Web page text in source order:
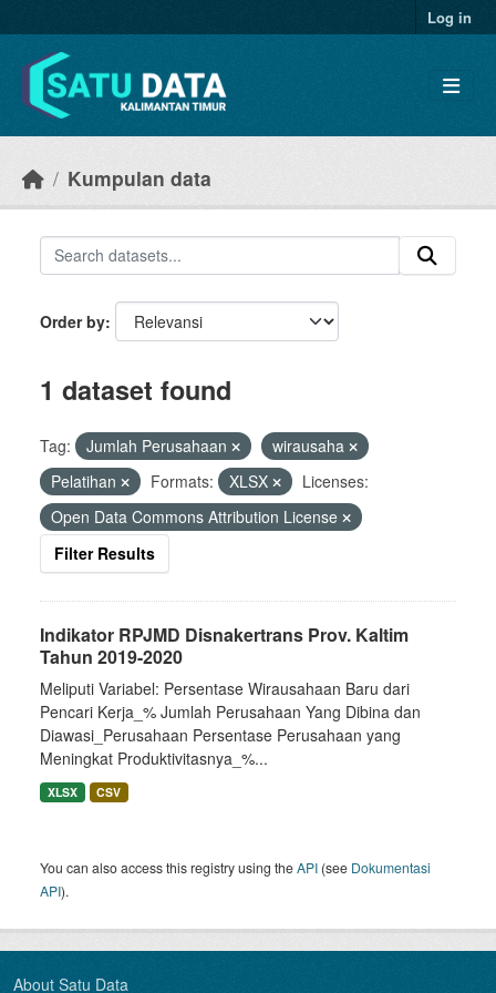
Log in
Kumpulan data
Order by
1 dataset found
Tag: Jumlah Perusahaan
wirausaha
Pelatihan
Formats: XLSX
Licenses:
Open Data Commons Attribution License
Filter Results
Indikator RPJMD Disnakertrans Prov. Kaltim
Tahun 2019-2020
Meliputi Variabel: Persentase Wirausahaan Baru dari
Pencari Kerja_% Jumlah Perusahaan Yang Dibina dan
Diawasi_Perusahaan Persentase Perusahaan yang
Meningkat Produktivitasnya_%...
XLSX CSV
You can also access this registry using theAPI (see Dokumentasi
API).
About Satu Data